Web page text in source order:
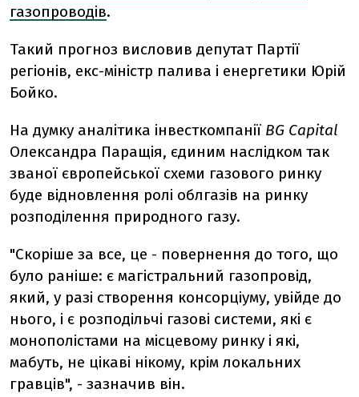
газопроводів.
Такий прогноз висловив депутат Партії
регіонів, екс-міністр палива і енергетики Юрій
Бойко.
На думку аналітика інвесткомпанії BG Capital
Олександра Паращія, єдиним наслідком так
званої європейської схеми газового ринку
буде відновлення ролі облгазів на ринку
розподілення природного газу.
"Скоріше за все, це - повернення до того, що
було раніше: є магістральний газопровід,
який, у разі створення консорціуму, увійде до
нього, і є розподільчі газові системи, які є
монополістами на місцевому ринку і які,
мабуть, не цікаві нікому, крім локальних
гравців", - зазначив він.